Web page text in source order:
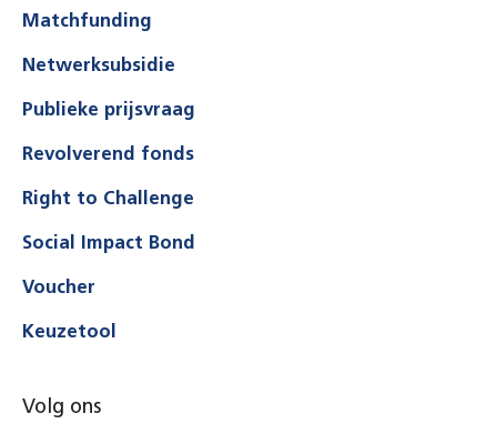
Matchfunding
Netwerksubsidie
Publieke prijsvraag
Revolverend fonds
Right to Challenge
Social Impact Bond
Voucher
Keuzetool
Volg ons